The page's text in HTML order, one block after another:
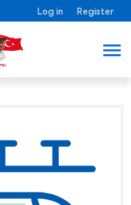
Log in Register